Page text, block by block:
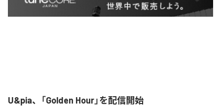
U&pia、「Golden Hour」を配信開始